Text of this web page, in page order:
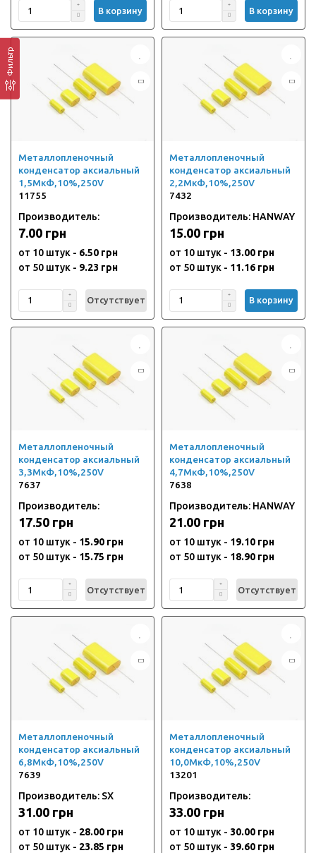
Фильтр
В корзину В корзину
Металлопленочный
конденсатор аксиальный
1,5МкФ,10%,250V
11755
Производитель:
7.00 грн
от 10 штук - 6.50 грн
от 50 штук - 9.23 грн
Отсутствует
Металлопленочный
конденсатор аксиальный
2,2МкФ,10%,250V
7432
Производитель: HANWAY
15.00 грн
от 10 штук - 13.00 грн
от 50 штук - 11.16 грн
В корзину
Металлопленочный
конденсатор аксиальный
3,3МкФ,10%,250V
7637
Производитель:
17.50 грн
от 10 штук - 15.90 грн
от 50 штук - 15.75 грн
Отсутствует
Металлопленочный
конденсатор аксиальный
4,7МкФ,10%,250V
7638
Производитель: HANWAY
21.00 грн
от 10 штук - 19.10 грн
от 50 штук - 18.90 грн
Отсутствует
Металлопленочный
конденсатор аксиальный
6,8МкФ,10%,250V
7639
Производитель: SX
31.00 грн
от 10 штук - 28.00 грн
от 50 штук - 23.85 грн
Металлопленочный
конденсатор аксиальный
10,0МкФ,10%,250V
13201
Производитель:
33.00 грн
от 10 штук - 30.00 грн
от 50 штук - 39.60 грн